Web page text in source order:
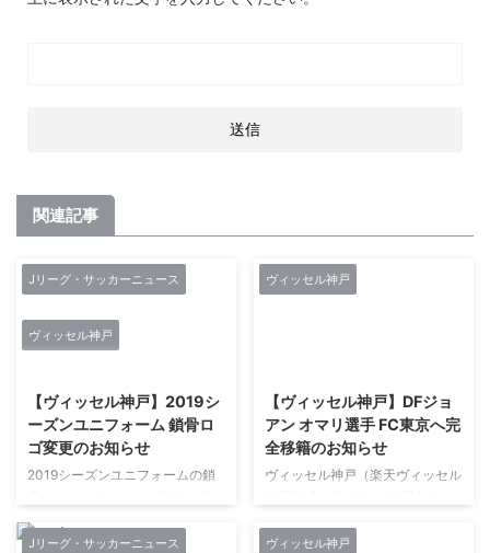
関連記事
Jリーグ・サッカーニュース
ヴィッセル神戸
【ヴィッセル神戸】2019シ
ーズンユニフォーム 鎖骨ロ
ゴ変更のお知らせ
2019シーズンユニフォームの鎖
にノエビアスタジアム神戸で開催
されます明治安田生命J1リーグ第
ヴィッセル神戸
【ヴィッセル神戸】DFジョ
アン オマリ選手 FC東京へ完
全移籍のお知らせ
ヴィッセル神戸（楽天ヴィッセル
は、DFジョアン オマリ選手
Jリーグ・サッカーニュース ヴィッセル神戸